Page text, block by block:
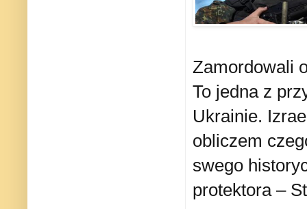
Zamordowali
To jedna z
Ukrainie.
obliczem
swego
protektora –